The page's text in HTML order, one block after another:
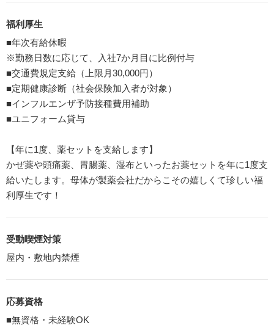
福利厚生
■年次有給休暇
※勤務日数に応じて、入社7か月目に比例付与
■交通費規定支給（上限月30,000円）
■定期健康診断（社会保険加入者が対象）
■インフルエンザ予防接種費用補助
■ユニフォーム貸与
【年に1度、薬セットを支給します】
かぜ薬や頭痛薬、胃腸薬、湿布といったお薬セットを年に1度支
給いたします。母体が製薬会社だからこその嬉しくて珍しい福
利厚生です！
受動喫煙対策
屋内・敷地内禁煙
応募資格
■無資格・未経験OK